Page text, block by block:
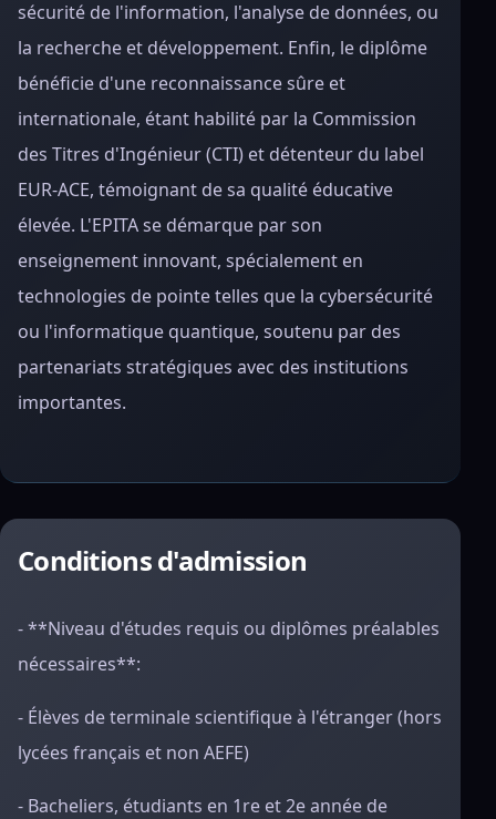
sécurité de l'information, l'analyse de données, ou
la recherche et développement. Enfin, le diplôme
bénéficie d'une reconnaissance sûre et
internationale, étant habilité par la Commission
des Titres d'Ingénieur (CTI) et détenteur du label
EUR-ACE, témoignant de sa qualité éducative
élevée. L'EPITA se démarque par son
enseignement innovant, spécialement en
technologies de pointe telles que la cybersécurité
ou l'informatique quantique, soutenu par des
partenariats stratégiques avec des institutions
importantes.
Conditions d'admission
- **Niveau d'études requis ou diplômes préalables
nécessaires**:
- Élèves de terminale scientifique à l'étranger (hors
lycées français et non AEFE)
- Bacheliers, étudiants en 1re et 2e année de